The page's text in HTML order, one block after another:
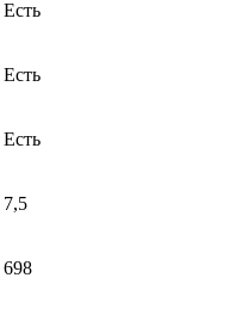
Есть
Есть
Есть
7,5
698